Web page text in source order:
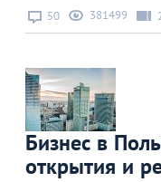
50 381499
Бизнес в
открытия и